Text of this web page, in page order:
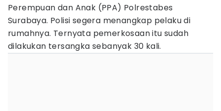
Perempuan dan Anak (PPA) Polrestabes
Surabaya. Polisi segera menangkap pelaku di
rumahnya. Ternyata pemerkosaan itu sudah
dilakukan tersangka sebanyak 30 kali.